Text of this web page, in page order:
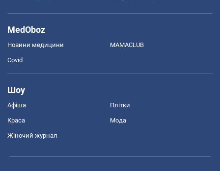
MedOboz
Новини медицини MAMACLUB
Covid
Шоу
Афіша Плітки
Краса Мода
Жіночий журнал